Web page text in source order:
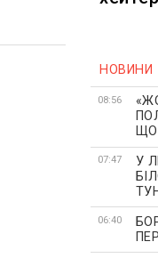
НОВИНИ
08:56
07:47
У
06:40